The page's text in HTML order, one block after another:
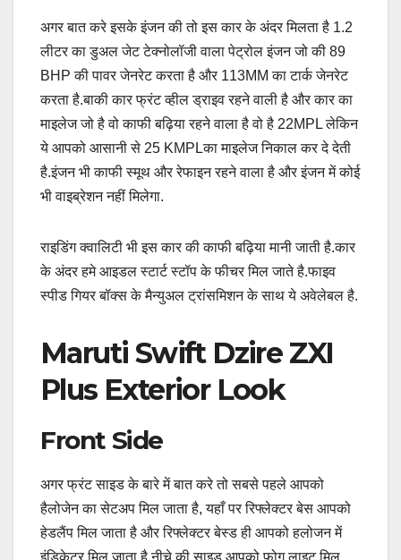
अगर बात करे इसके इंजन की तो इस कार के अंदर मिलता है 1.2
लीटर का डुअल जेट टेक्नोलॉजी वाला पेट्रोल इंजन जो की 89
BHP की पावर जेनरेट करता है और 113MM का टार्क जेनरेट
करता है.बाकी कार फ्रंट व्हील ड्राइव रहने वाली है और कार का
माइलेज जो है वो काफी बढ़िया रहने वाला है वो है 22MPL लेकिन
ये आपको आसानी से 25 KMPLका माइलेज निकाल कर दे देती
है.इंजन भी काफी स्मूथ और रेफाइन रहने वाला है और इंजन में कोई
भी वाइब्रेशन नहीं मिलेगा.
राइडिंग क्वालिटी भी इस कार की काफी बढ़िया मानी जाती है.कार
के अंदर हमे आइडल स्टार्ट स्टॉप के फीचर मिल जाते है.फाइव
स्पीड गियर बॉक्स के मैन्युअल ट्रांसमिशन के साथ ये अवेलेबल है.
Maruti Swift Dzire ZXI
Plus Exterior Look
Front Side
अगर फ्रंट साइड के बारे में बात करे तो सबसे पहले आपको
हैलोजेन का सेटअप मिल जाता है, यहाँ पर रिफ्लेक्टर बेस आपको
हेडलैंप मिल जाता है और रिफ्लेक्टर बेस्ड ही आपको हलोजन में